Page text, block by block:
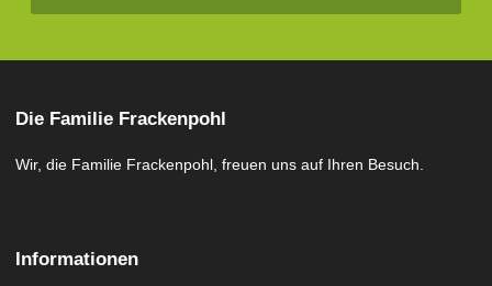
Die Familie Frackenpohl
Wir, die Familie Frackenpohl, freuen uns auf Ihren Besuch.
Informationen